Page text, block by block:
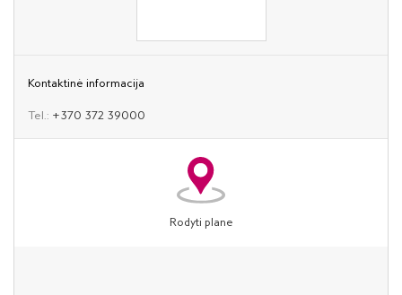
Kontaktinė informacija
Tel.: +370 372 39000
Rodyti plane